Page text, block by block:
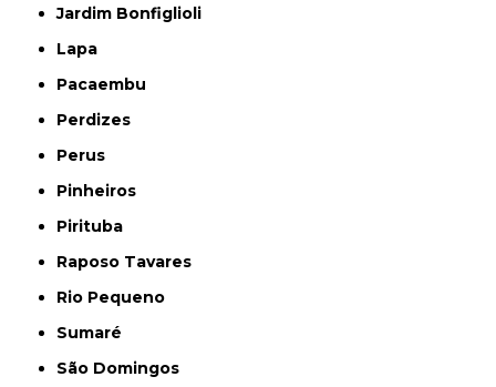
Jardim Bonfiglioli
Lapa
Pacaembu
Perdizes
Perus
Pinheiros
Pirituba
Raposo Tavares
Rio Pequeno
Sumaré
São Domingos